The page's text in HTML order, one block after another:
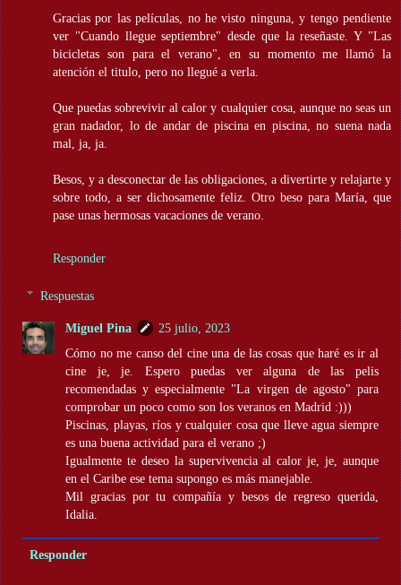
Gracias por las películas, no he visto ninguna, y tengo pendiente
ver "Cuando llegue septiembre" desde que la reseñaste. Y "Las
bicicletas son para el verano", en su momento me llamó la
atención el titulo, pero no llegué a verla.
Que puedas sobrevivir al calor y cualquier cosa, aunque no seas un
gran nadador, lo de andar de piscina en piscina, no suena nada
mal, ja, ja.
Besos, y a desconectar de las obligaciones, a divertirte y relajarte y
sobre todo, a ser dichosamente feliz. Otro beso para María, que
pase unas hermosas vacaciones de verano.
Responder
Respuestas
Miguel Pina
25 julio, 2023
Cómo no me canso del cine una de las cosas que haré es ir al
cine je, je. Espero puedas ver alguna de las pelis
recomendadas y especialmente "La virgen de agosto" para
comprobar un poco como son los veranos en Madrid :)))
Piscinas, playas, ríos y cualquier cosa que lleve agua siempre
es una buena actividad para el verano ;)
Igualmente te deseo la supervivencia al calor je, je, aunque
en el Caribe ese tema supongo es más manejable.
Mil gracias por tu compañía y besos de regreso querida,
Idalia.
Responder